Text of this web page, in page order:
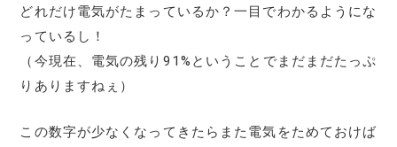
どれだけ電気がたまっているか？一目でわかるようにな
っているし！
（今現在、電気の残り91%ということでまだまだたっぷ
りありますねぇ）
この数字が少なくなってきたらまた電気をためておけば